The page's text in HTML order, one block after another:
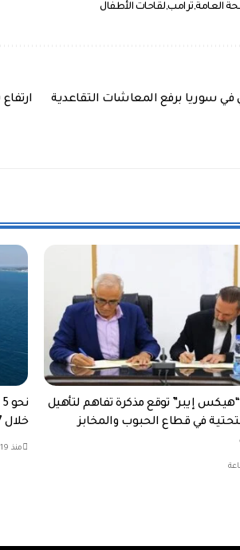
العامة ترامب لقاحات الأطفال
سوريا برفع المعاشات التقاعدية
إيبر” توقع مذكرة تفاهم لتأهيل
في قطاع الحبوب والمخابز
خلال 7 أشهر
منذ 19 ساعة